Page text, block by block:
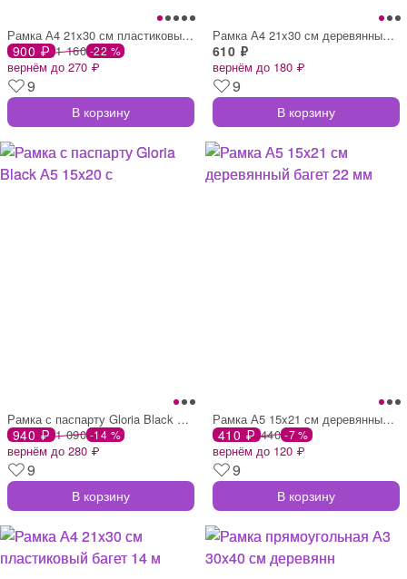
Рамка А4 21x30 см пластиковый багет 15 м
900 ₽ 1 160 -22 %
вернём до 270 ₽
9
В корзину
Рамка А4 21x30 см деревянный багет 17 мм
610 ₽
вернём до 180 ₽
9
В корзину
Рамка с паспарту Gloria Black А5 15x20 с
940 ₽ 1 090 -14 %
вернём до 280 ₽
9
В корзину
Рамка А5 15x21 см деревянный багет 22 мм
410 ₽ 440 -7 %
вернём до 120 ₽
9
В корзину